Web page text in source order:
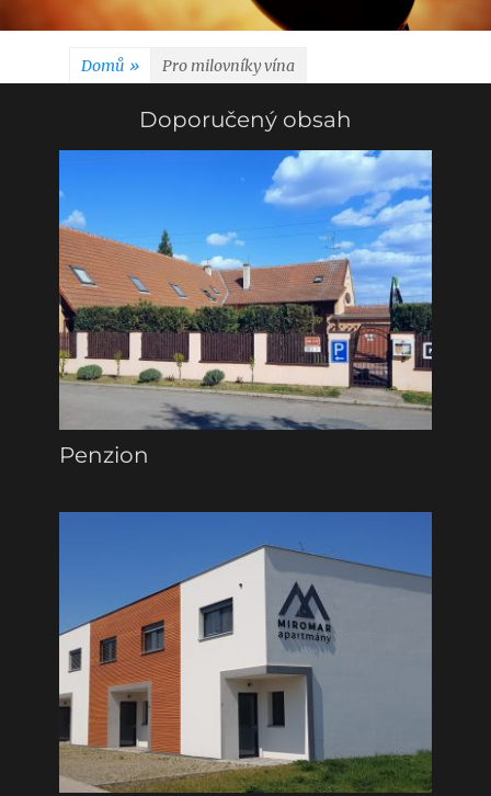
Domů » Pro milovníky vína
Doporučený obsah
Penzion